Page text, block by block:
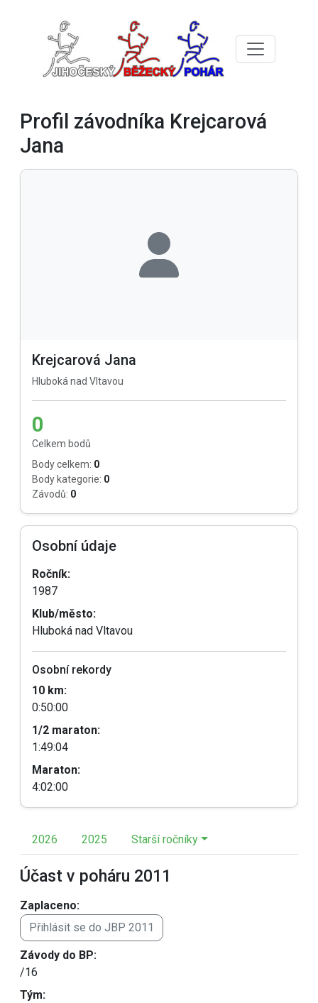
Profil závodníka Krejcarová
Jana
Krejcarová Jana
Hluboká nad Vltavou
0
Celkem bodů
Body celkem: 0
Body kategorie: 0
Závodů: 0
Osobní údaje
Ročník:
1987
Klub/město:
Hluboká nad Vltavou
Osobní rekordy
10 km:
0:50:00
1/2 maraton:
1:49:04
Maraton:
4:02:00
2026 2025 Starší ročníky
Účast v poháru 2011
Zaplaceno:
Přihlásit se do JBP 2011
Závody do BP:
/16
Tým: